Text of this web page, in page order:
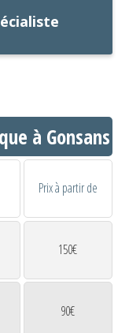
à Gonsans
Prix à partir de
150€
90€